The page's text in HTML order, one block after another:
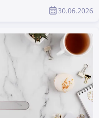
30.06.2026